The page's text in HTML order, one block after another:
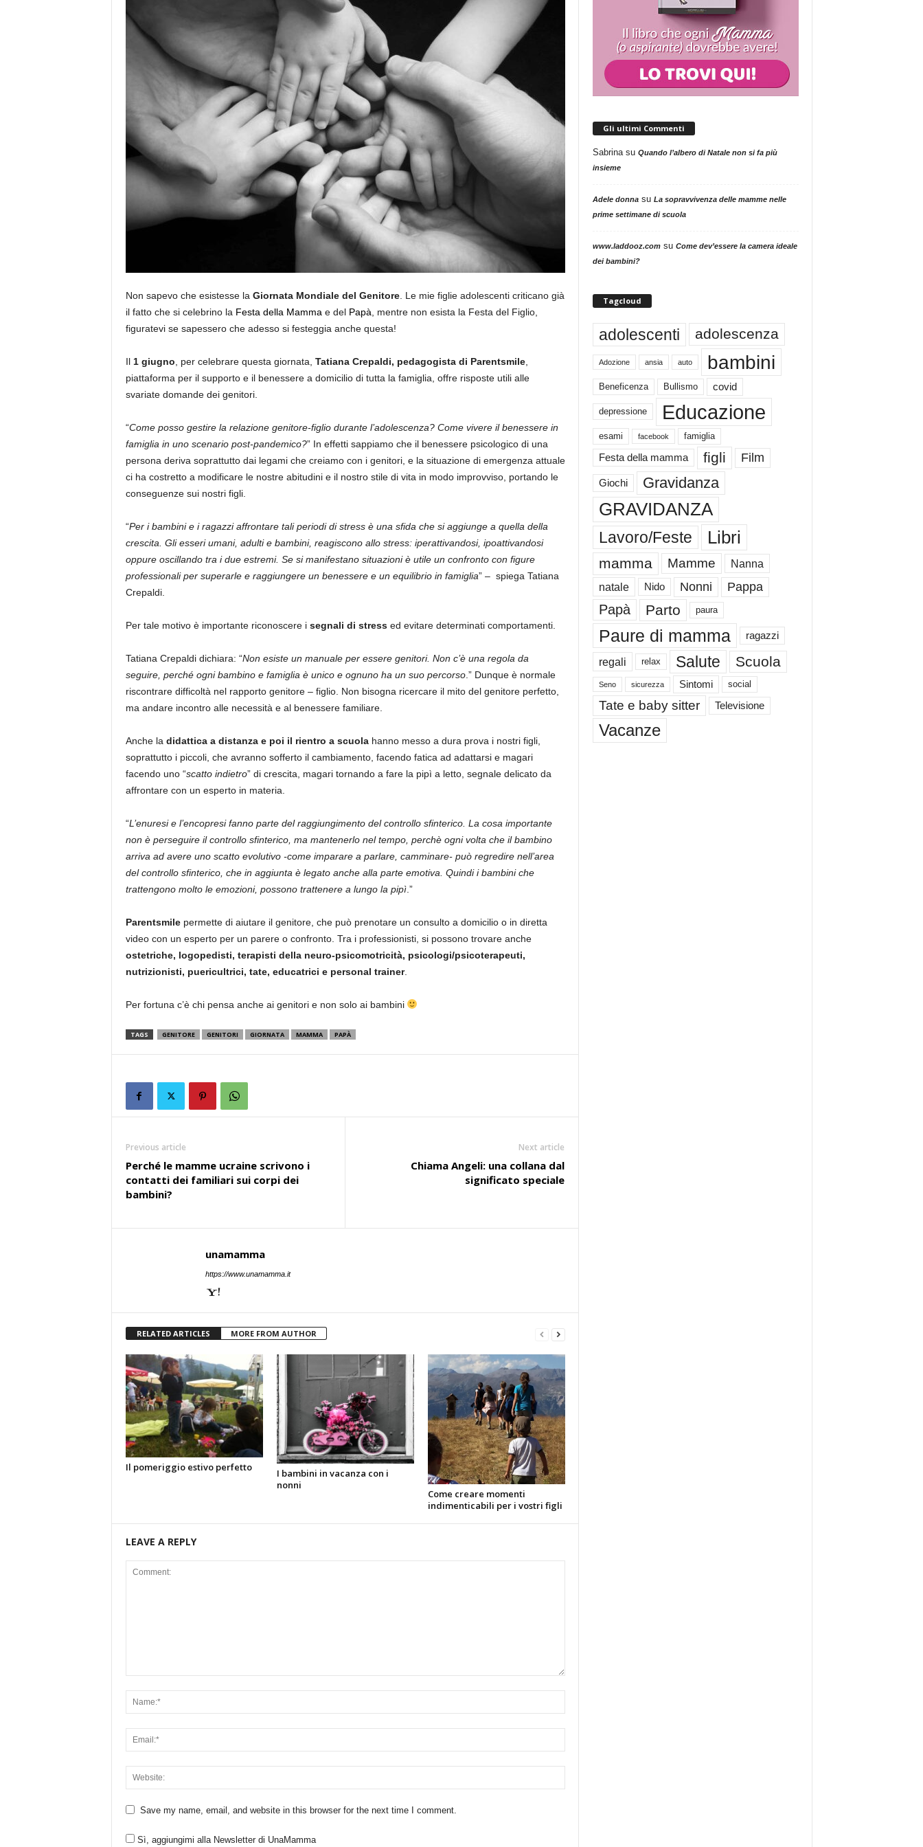
Non sapevo che esistesse la Giornata Mondiale del Genitore. Le mie figlie adolescenti criticano già
il fatto che si celebrino la Festa della Mamma e del Papà , mentre non esista la Festa del Figlio,
figuratevi se sapessero che adesso si festeggia anche questa!
Il 1 giugno , per celebrare questa giornata, Tatiana Crepaldi, pedagogista di Parentsmile,
piattaforma per il supporto e il benessere a domicilio di tutta la famiglia, offre risposte utili alle
svariate domande dei genitori.
“Come posso gestire la relazione genitore-figlio durante l’adolescenza? Come vivere il benessere in
famiglia in uno scenario post-pandemico?” In effetti sappiamo che il benessere psicologico di una
persona deriva soprattutto dai legami che creiamo con i genitori, e la situazione di emergenza attuale
ci ha costretto a modificare le nostre abitudini e il nostro stile di vita in modo improvviso, portando le
conseguenze sui nostri figli.
“Per i bambini e i ragazzi affrontare tali periodi di stress è una sfida che si aggiunge a quella della
crescita. Gli esseri umani, adulti e bambini, reagiscono allo stress: iperattivandosi, ipoattivandosi
oppure oscillando tra i due estremi. Se si manifestano situazioni è utile un confronto con figure
professionali per superarle e raggiungere un benessere e un equilibrio in famiglia” – spiega Tatiana
Crepaldi.
Per tale motivo è importante riconoscere i segnali di stressed evitare determinati comportamenti.
Tatiana Crepaldi dichiara: “Non esiste un manuale per essere genitori. Non c’è una regola da
seguire, perché ogni bambino e famiglia è unico e ognuno ha un suo percorso.” Dunque è normale
riscontrare difficoltà nel rapporto genitore – figlio. Non bisogna ricercare il mito del genitore perfetto,
ma andare incontro alle necessità e al benessere familiare.
Anche la didattica a distanza e poi il rientro a scuolahanno messo a dura prova i nostri figli,
soprattutto i piccoli, che avranno sofferto il cambiamento, facendo fatica ad adattarsi e magari
facendo uno “scatto indietro” di crescita, magari tornando a fare la pipì a letto, segnale delicato da
affrontare con un esperto in materia.
“L’enuresi e l’encopresi fanno parte del raggiungimento del controllo sfinterico. La cosa importante
non è perseguire il controllo sfinterico, ma mantenerlo nel tempo, perchè ogni volta che il bambino
arriva ad avere uno scatto evolutivo -come imparare a parlare, camminare- può regredire nell’area
del controllo sfinterico, che in aggiunta è legato anche alla parte emotiva. Quindi i bambini che
trattengono molto le emozioni, possono trattenere a lungo la pipì.”
Parentsmilepermette di aiutare il genitore, che può prenotare un consulto a domicilio o in diretta
video con un esperto per un parere o confronto. Tra i professionisti, si possono trovare anche
ostetriche, logopedisti, terapisti della neuro-psicomotricità, psicologi/psicoterapeuti,
nutrizionisti, puericultrici, tate, educatrici e personal trainer.
Per fortuna c’è chi pensa anche ai genitori e non solo ai bambini
TAGS GENITORE GENITORI GIORNATA MAMMA PAPÀ
Previous article
Perché le mamme ucraine scrivono i
contatti dei familiari sui corpi dei
bambini?
Next article
Chiama Angeli: una collana dal
significato speciale
unamamma
https://www.unamamma.it
RELATED ARTICLES MORE FROM AUTHOR
Il pomeriggio estivo perfetto
I bambini in vacanza con i
nonni
Come creare momenti
indimenticabili per i vostri figli
LEAVE A REPLY
Save my name, email, and website in this browser for the next time I comment.
Sì, aggiungimi alla Newsletter di UnaMamma
Gli ultimi Commenti
Sabrinasu Quando l’albero di Natale non si fa più
insieme
Adele donnasu La sopravvivenza delle mamme nelle
prime settimane di scuola
www.laddooz.comsu Come dev’essere la camera ideale
dei bambini?
Tagcloud
adolescenti adolescenza
Adozione ansia auto bambini
Beneficenza Bullismo covid
depressione Educazione
esami facebook famiglia
Festa della mamma figli Film
Giochi Gravidanza
GRAVIDANZA
Lavoro/Feste Libri
mamma Mamme
Nanna
natale
Nido Nonni Pappa
Papà Parto paura
Paure di mamma ragazzi
regali relax Salute Scuola
Seno sicurezza Sintomi social
Tate e baby sitter Televisione
Vacanze